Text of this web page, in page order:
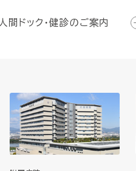
人間ドック・健診のご案内